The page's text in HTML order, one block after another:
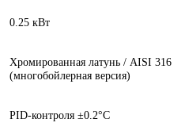
0.25 кВт
Хромированная латунь / AISI 316
(многобойлерная версия)
PID-контроля ±0.2°C